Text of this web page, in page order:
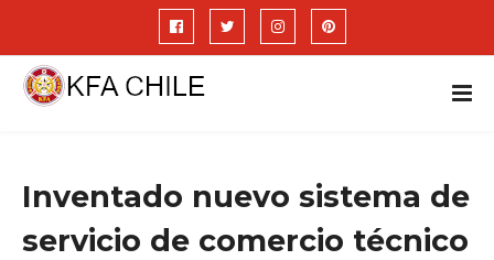
Inventado nuevo sistema de
servicio de comercio técnico